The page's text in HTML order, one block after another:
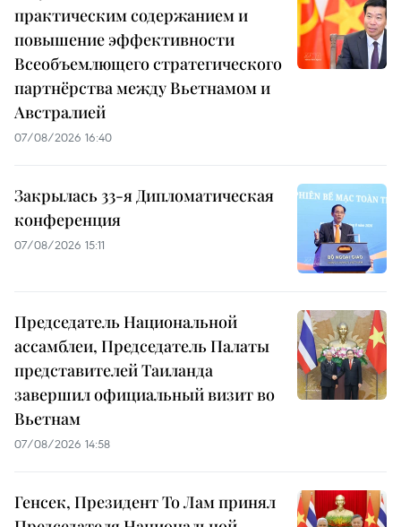
практическим содержанием и
повышение эффективности
Всеобъемлющего стратегического
партнёрства между Вьетнамом и
Австралией
07/08/2026 16:40
Закрылась 33-я Дипломатическая
конференция
07/08/2026 15:11
Председатель Национальной
ассамблеи, Председатель Палаты
представителей Таиланда
завершил официальный визит во
Вьетнам
07/08/2026 14:58
Генсек, Президент То Лам принял